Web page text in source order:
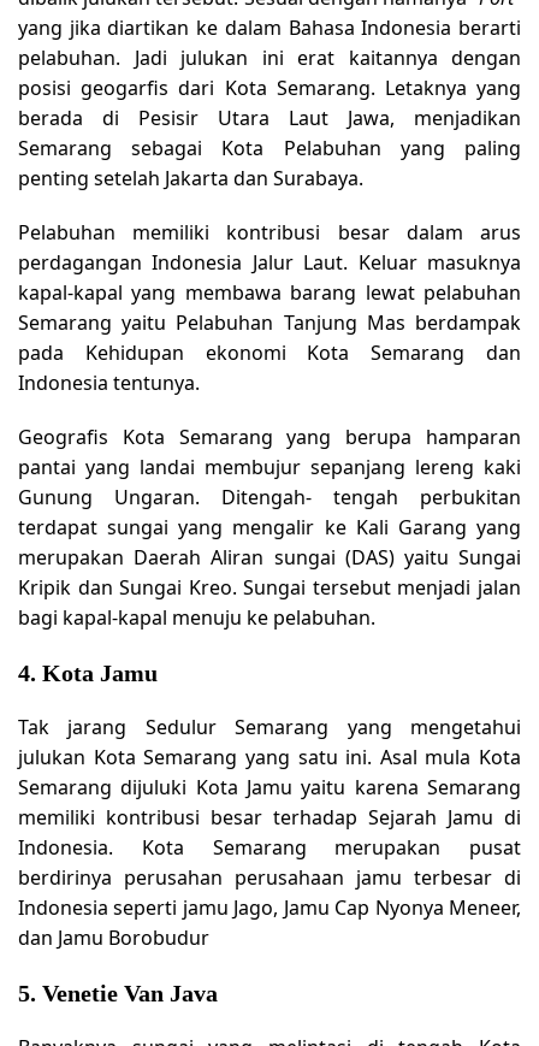
yang jika diartikan ke dalam Bahasa Indonesia berarti
pelabuhan. Jadi julukan ini erat kaitannya dengan
posisi geogarfis dari Kota Semarang. Letaknya yang
berada di Pesisir Utara Laut Jawa, menjadikan
Semarang sebagai Kota Pelabuhan yang paling
penting setelah Jakarta dan Surabaya.
Pelabuhan memiliki kontribusi besar dalam arus
perdagangan Indonesia Jalur Laut. Keluar masuknya
kapal-kapal yang membawa barang lewat pelabuhan
Semarang yaitu Pelabuhan Tanjung Mas berdampak
pada Kehidupan ekonomi Kota Semarang dan
Indonesia tentunya.
Geografis Kota Semarang yang berupa hamparan
pantai yang landai membujur sepanjang lereng kaki
Gunung Ungaran. Ditengah- tengah perbukitan
terdapat sungai yang mengalir ke Kali Garang yang
merupakan Daerah Aliran sungai (DAS) yaitu Sungai
Kripik dan Sungai Kreo. Sungai tersebut menjadi jalan
bagi kapal-kapal menuju ke pelabuhan.
4. Kota Jamu
Tak jarang Sedulur Semarang yang mengetahui
julukan Kota Semarang yang satu ini. Asal mula Kota
Semarang dijuluki Kota Jamu yaitu karena Semarang
memiliki kontribusi besar terhadap Sejarah Jamu di
Indonesia. Kota Semarang merupakan pusat
berdirinya perusahan perusahaan jamu terbesar di
Indonesia seperti jamu Jago, Jamu Cap Nyonya Meneer,
dan Jamu Borobudur
5. Venetie Van Java